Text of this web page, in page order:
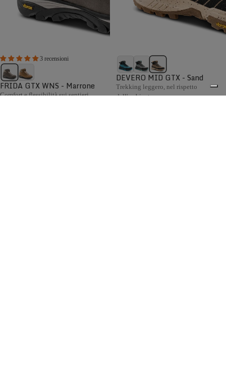
3 recensioni
FRIDA GTX WNS - Marrone
Comfort e flessibilità sui sentieri
DEVERO MID GTX - Sand
Trekking leggero, nel rispetto
dell'ambiente.